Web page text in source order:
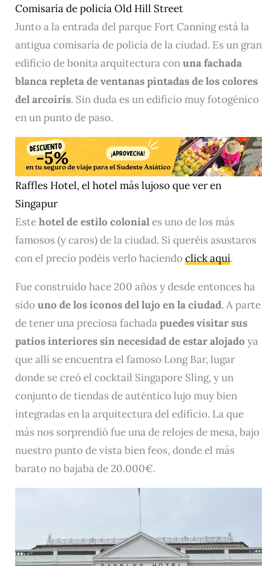
Comisaría de policía Old Hill Street
Junto a la entrada del parque Fort Canning está la
antigua comisaría de policía de la ciudad. Es un gran
edificio de bonita arquitectura conuna fachada
blanca repleta de ventanas pintadas de los colores
delarcoíris. Sin duda es un edificio muy fotogénico
en un punto de paso.
Raffles Hotel, el hotel más lujoso que ver en
Singapur
Estehotel deestilo coloniales uno de los más
famosos (y caros) de la ciudad. Si queréis asustaros
con el precio podéis verlo haciendoclick aquí.
Fue construido hace 200 años y desde entonces ha
sidouno de los iconos del lujo en la ciudad. A parte
de tener una preciosa fachadapuedes visitar sus
patios interiores sin necesidad de estar alojado ya
que allí se encuentra el famoso Long Bar, lugar
donde se creó el cocktail Singapore Sling, y un
conjunto de tiendas de auténtico lujo muy bien
integradas en la arquitectura del edificio. La que
más nos sorprendió fue una de relojes de mesa, bajo
nuestro punto de vista bien feos, donde el más
barato no bajaba de 20.000€.